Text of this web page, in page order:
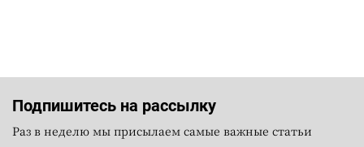
Подпишитесь на рассылку
Раз в неделю мы присылаем самые важные статьи